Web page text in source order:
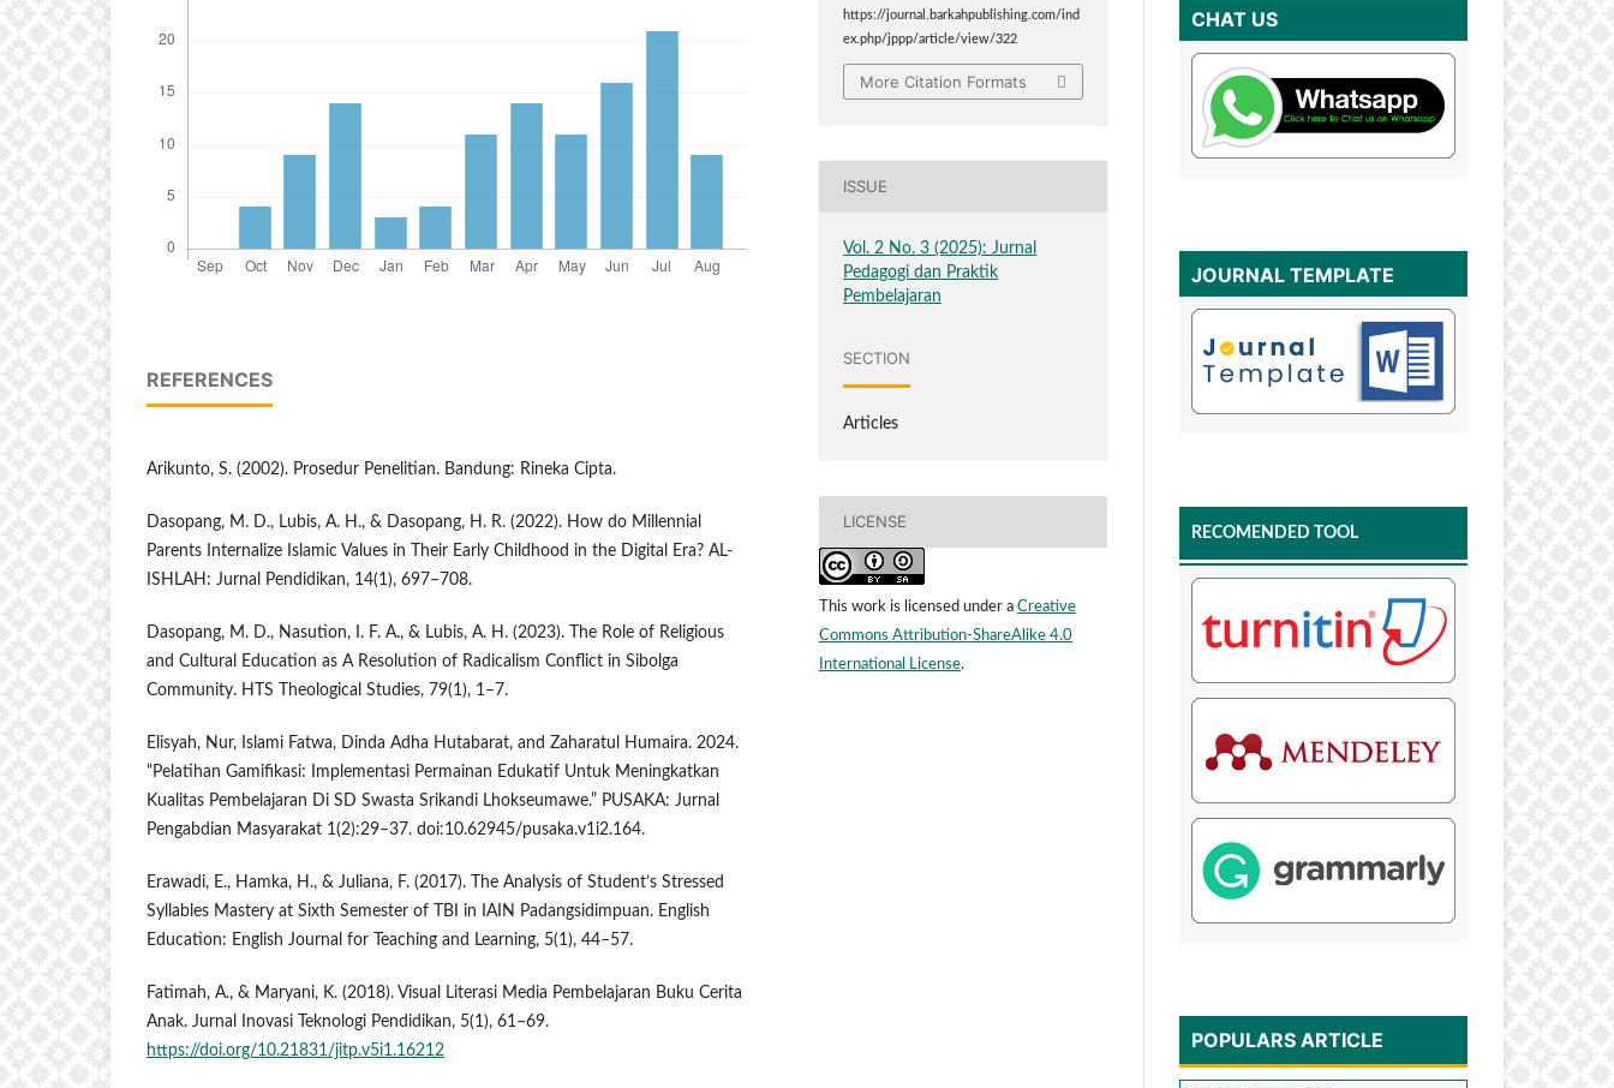
REFERENCES
Arikunto, S. (2002). Prosedur Penelitian. Bandung: Rineka Cipta.
Dasopang, M. D., Lubis, A. H., & Dasopang, H. R. (2022). How do Millennial
Parents Internalize Islamic Values in Their Early Childhood in the Digital Era? AL-
ISHLAH: Jurnal Pendidikan, 14(1), 697–708.
Dasopang, M. D., Nasution, I. F. A., & Lubis, A. H. (2023). The Role of Religious
and Cultural Education as A Resolution of Radicalism Conflict in Sibolga
Community. HTS Theological Studies, 79(1), 1–7.
Elisyah, Nur, Islami Fatwa, Dinda Adha Hutabarat, and Zaharatul Humaira. 2024.
“Pelatihan Gamifikasi: Implementasi Permainan Edukatif Untuk Meningkatkan
Kualitas Pembelajaran Di SD Swasta Srikandi Lhokseumawe.” PUSAKA: Jurnal
Pengabdian Masyarakat 1(2):29–37. doi:10.62945/pusaka.v1i2.164.
Erawadi, E., Hamka, H., & Juliana, F. (2017). The Analysis of Student’s Stressed
Syllables Mastery at Sixth Semester of TBI in IAIN Padangsidimpuan. English
Education: English Journal for Teaching and Learning, 5(1), 44–57.
Fatimah, A., & Maryani, K. (2018). Visual Literasi Media Pembelajaran Buku Cerita
Anak. Jurnal Inovasi Teknologi Pendidikan, 5(1), 61–69.
https://doi.org/10.21831/jitp.v5i1.16212
https://journal.barkahpublishing.com/ind
ex.php/jppp/article/view/322
More Citation Formats
ISSUE
Vol. 2 No. 3 (2025): Jurnal
Pedagogi dan Praktik
Pembelajaran
SECTION
Articles
LICENSE
This work is licensed under a Creative
Commons Attribution-ShareAlike 4.0
International License.
CHAT US
JOURNAL TEMPLATE
RECOMENDED TOOL
POPULARS ARTICLE